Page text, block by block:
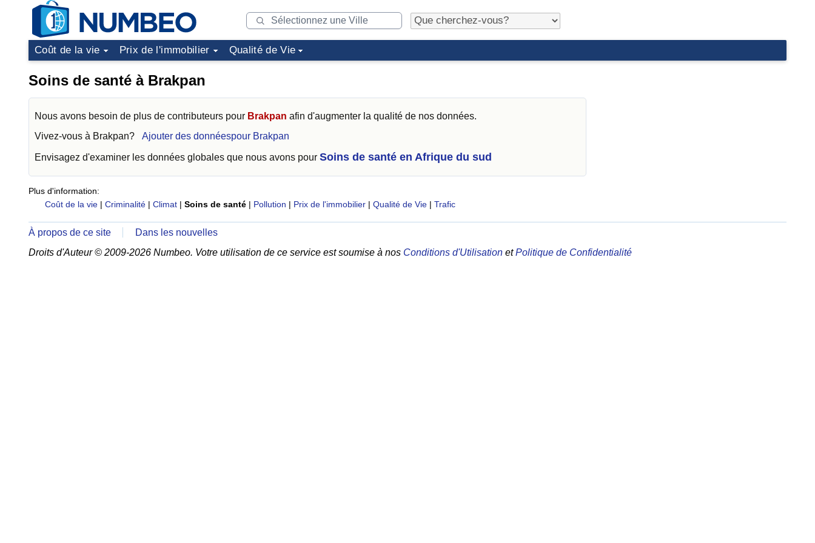
Coût de la vie Prix de l'immobilier Qualité de Vie
Soins de santé à Brakpan
Nous avons besoin de plus de contributeurs pour Brakpan afin d'augmenter la qualité de nos données.
Vivez-vous à Brakpan? Ajouter des donnéespour Brakpan
Envisagez d'examiner les données globales que nous avons pour Soins de santé en Afrique du sud
Plus d'information:
Coût de la vie | Criminalité | Climat | Soins de santé | Pollution | Prix de l'immobilier | Qualité de Vie | Trafic
À propos de ce site
Dans les nouvelles
Droits d'Auteur © 2009-2026 Numbeo. Votre utilisation de ce service est soumise à nos Conditions d'Utilisation etPolitique de Confidentialité